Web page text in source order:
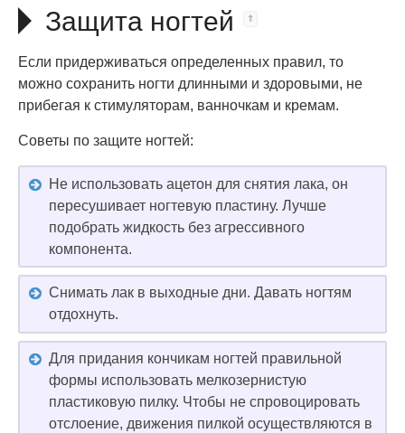
Защита ногтей
Если придерживаться определенных правил, то
можно сохранить ногти длинными и здоровыми, не
прибегая к стимуляторам, ванночкам и кремам.
Советы по защите ногтей:
Не использовать ацетон для снятия лака, он
пересушивает ногтевую пластину. Лучше
подобрать жидкость без агрессивного
компонента.
Снимать лак в выходные дни. Давать ногтям
отдохнуть.
Для придания кончикам ногтей правильной
формы использовать мелкозернистую
пластиковую пилку. Чтобы не спровоцировать
отслоение, движения пилкой осуществляются в